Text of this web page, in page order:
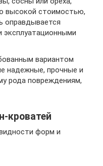
высокой стоимостью,
оправдывается
вариантом
надежные, прочные и
рода повреждениям,
кроватей
форм и